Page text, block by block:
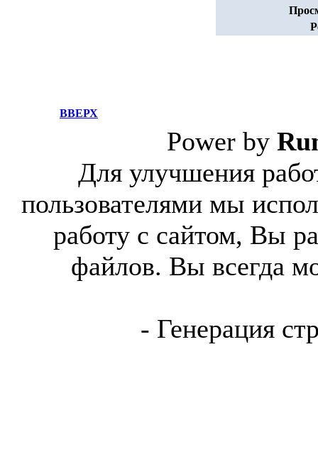
ВВЕРХ
Power by
Для улучшения
пользователями мы
работу с сайтом, Вы
файлов. Вы всегда
- Генерация